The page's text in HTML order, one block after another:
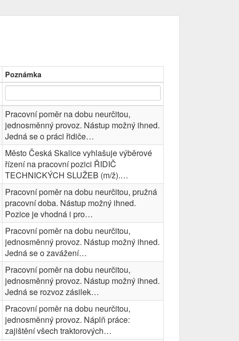
Poznámka
Pracovní poměr na dobu neurčitou,
jednosměnný provoz. Nástup možný ihned.
Jedná se o práci řidiče…
Město Česká Skalice vyhlašuje výběrové
řízení na pracovní pozici ŘIDIČ
TECHNICKÝCH SLUŽEB (m/ž).…
Pracovní poměr na dobu neurčitou, pružná
pracovní doba. Nástup možný ihned.
Pozice je vhodná i pro…
Pracovní poměr na dobu neurčitou,
jednosměnný provoz. Nástup možný ihned.
Jedná se o zavážení…
Pracovní poměr na dobu neurčitou,
jednosměnný provoz. Nástup možný ihned.
Jedná se rozvoz zásilek…
Pracovní poměr na dobu neurčitou,
jednosměnný provoz. Náplň práce:
zajištění všech traktorových…